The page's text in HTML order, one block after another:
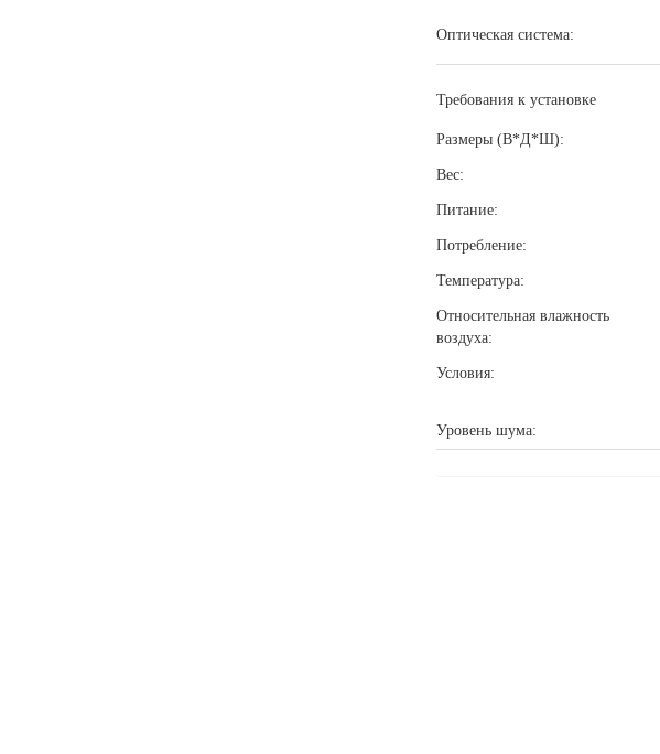
Оптическая система:
Требования к установке
Размеры (В*Д*Ш):
Вес:
Питание:
Потребление:
Температура:
Относительная влажность
воздуха:
Условия:
Уровень шума: